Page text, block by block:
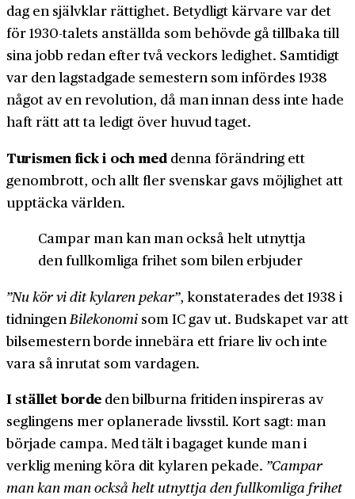
dag en självklar rättighet. Betydligt kärvare var det
för 1930-talets anställda som behövde gå tillbaka till
sina jobb redan efter två veckors ledighet. Samtidigt
var den lagstadgade semestern som infördes 1938
något av en revolution, då man innan dess inte hade
haft rätt att ta ledigt över huvud taget.
Turismen fick i och meddenna förändring ett
genombrott, och allt fler svenskar gavs möjlighet att
upptäcka världen.
Campar man kan man också helt utnyttja
den fullkomliga frihet som bilen erbjuder
”Nu kör vi dit kylaren pekar”, konstaterades det 1938 i
tidningenBilekonomi som IC gav ut. Budskapet var att
bil­semestern borde innebära ett friare liv och inte
vara så inrutat som vardagen.
I stället borde den bilburna fri­tiden inspireras av
seglingens mer oplanerade livsstil. Kort sagt: man
började campa. Med tält i bagaget kunde man i
verklig mening köra dit kylaren pekade. ”Campar
man kan man också helt utnyttja den fullkomliga frihet